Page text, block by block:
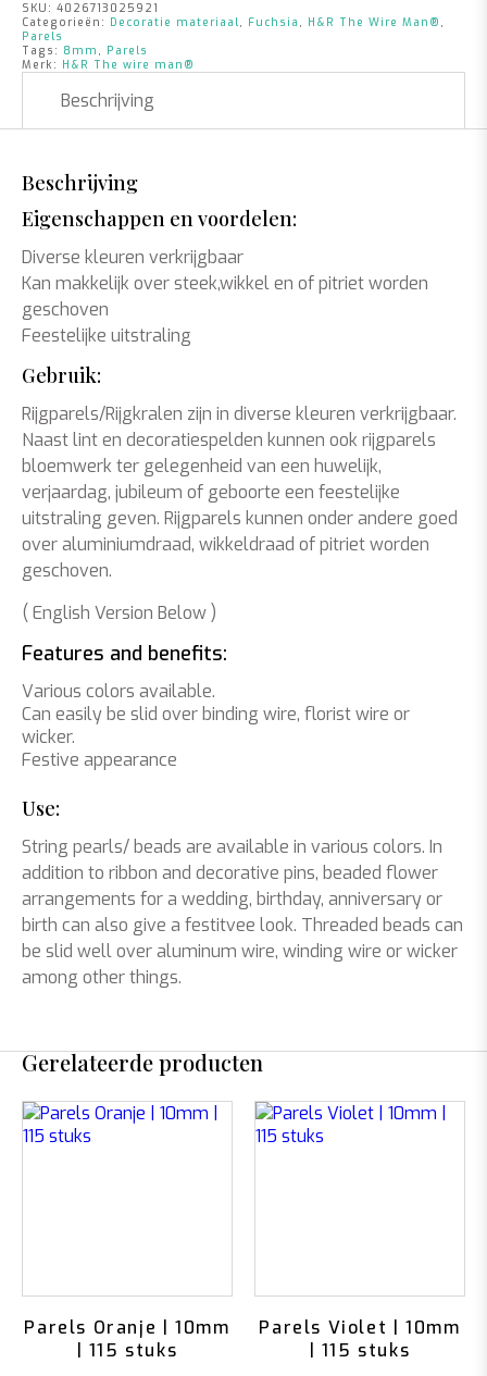
|
250
stuks
SKU: 4026713025921
Categorieën: Decoratie materiaal, Fuchsia , H&R The Wire Man® ,
Parels
Tags: 8mm , Parels
Merk: H&R The wire man®
Beschrijving
Beschrijving
Eigenschappen en voordelen:
Diverse kleuren verkrijgbaar
Kan makkelijk over steek,wikkel en of pitriet worden
geschoven
Feestelijke uitstraling
Gebruik:
Rijgparels/Rijgkralen zijn in diverse kleuren verkrijgbaar.
Naast lint en decoratiespelden kunnen ook rijgparels
bloemwerk ter gelegenheid van een huwelijk,
verjaardag, jubileum of geboorte een feestelijke
uitstraling geven. Rijgparels kunnen onder andere goed
over aluminiumdraad, wikkeldraad of pitriet worden
geschoven.
( English Version Below )
Features and benefits:
Various colors available.
Can easily be slid over binding wire, florist wire or
wicker.
Festive appearance
Use:
String pearls/ beads are available in various colors. In
addition to ribbon and decorative pins, beaded flower
arrangements for a wedding, birthday, anniversary or
birth can also give a festitvee look. Threaded beads can
be slid well over aluminum wire, winding wire or wicker
among other things.
Gerelateerde producten
Parels Oranje | 10mm
| 115 stuks
Parels Violet | 10mm
| 115 stuks